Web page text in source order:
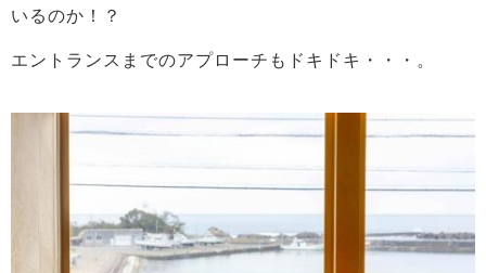
いるのか！？
エントランスまでのアプローチもドキドキ・・・。